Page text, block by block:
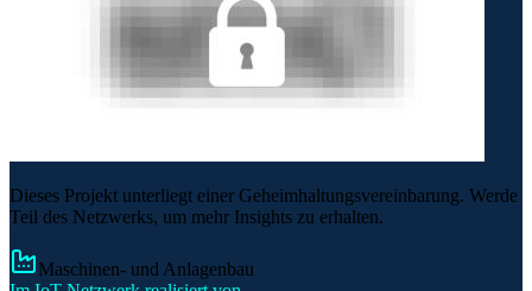
Dieses Projekt unterliegt einer Geheimhaltungsvereinbarung. Werde
Teil des Netzwerks, um mehr Insights zu erhalten.
Maschinen- und Anlagenbau